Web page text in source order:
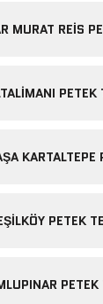
MURAT REIS
PETEK
PETEK